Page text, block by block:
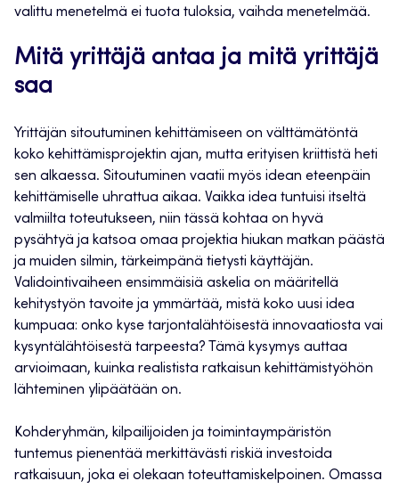
valittu menetelmä ei tuota tuloksia, vaihda menetelmää.
Mitä yrittäjä antaa ja mitä yrittäjä
saa
Yrittäjän sitoutuminen kehittämiseen on välttämätöntä
koko kehittämisprojektin ajan, mutta erityisen kriittistä heti
sen alkaessa. Sitoutuminen vaatii myös idean eteenpäin
kehittämiselle uhrattua aikaa. Vaikka idea tuntuisi itseltä
valmiilta toteutukseen, niin tässä kohtaa on hyvä
pysähtyä ja katsoa omaa projektia hiukan matkan päästä
ja muiden silmin, tärkeimpänä tietysti käyttäjän.
Validointivaiheen ensimmäisiä askelia on määritellä
kehitystyön tavoite ja ymmärtää, mistä koko uusi idea
kumpuaa: onko kyse tarjontalähtöisestä innovaatiosta vai
kysyntälähtöisestä tarpeesta? Tämä kysymys auttaa
arvioimaan, kuinka realistista ratkaisun kehittämistyöhön
lähteminen ylipäätään on.
Kohderyhmän, kilpailijoiden ja toimintaympäristön
tuntemus pienentää merkittävästi riskiä investoida
ratkaisuun, joka ei olekaan toteuttamiskelpoinen. Omassa